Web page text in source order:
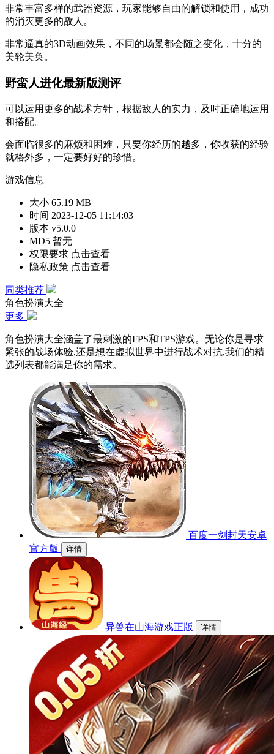
非常丰富多样的武器资源，玩家能够自由的解锁和使用，成功
的消灭更多的敌人。
非常逼真的3D动画效果，不同的场景都会随之变化，十分的
美轮美奂。
野蛮人进化最新版测评
可以运用更多的战术方针，根据敌人的实力，及时正确地运用
和搭配。
会面临很多的麻烦和困难，只要你经历的越多，你收获的经验
就格外多，一定要好好的珍惜。
游戏信息
大小 65.19 MB
时间 2023-12-05 11:14:03
版本 v5.0.0
MD5 暂无
权限要求 点击查看
隐私政策 点击查看
同类推荐
角色扮演大全
更多
角色扮演大全涵盖了最刺激的FPS和TPS游戏。无论你是寻求
紧张的战场体验,还是想在虚拟世界中进行战术对抗,我们的精
选列表都能满足你的需求。
百度一剑封天安卓
官方版
详情
异兽在山海游戏正版 详情